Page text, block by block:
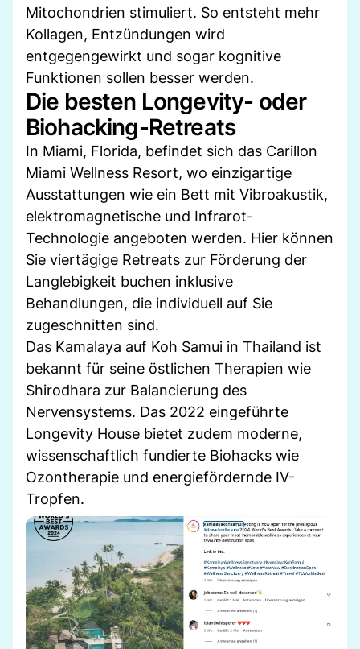
Mitochondrien stimuliert. So entsteht mehr
Kollagen, Entzündungen wird
entgegengewirkt und sogar kognitive
Funktionen sollen besser werden.
Die besten Longevity- oder
Biohacking-Retreats
In Miami, Florida, befindet sich das Carillon
Miami Wellness Resort, wo einzigartige
Ausstattungen wie ein Bett mit Vibroakustik,
elektromagnetische und Infrarot-
Technologie angeboten werden. Hier können
Sie viertägige Retreats zur Förderung der
Langlebigkeit buchen inklusive
Behandlungen, die individuell auf Sie
zugeschnitten sind.
Das Kamalaya auf Koh Samui in Thailand ist
bekannt für seine östlichen Therapien wie
Shirodhara zur Balancierung des
Nervensystems. Das 2022 eingeführte
Longevity House bietet zudem moderne,
wissenschaftlich fundierte Biohacks wie
Ozontherapie und energiefördernde IV-
Tropfen.